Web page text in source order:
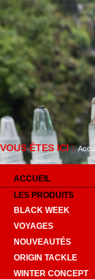
VOUS ÊTES ICI :
ACCUEIL
LES PRODUITS
BLACK WEEK
VOYAGES
NOUVEAUTÉS
ORIGIN TACKLE
WINTER CONCEPT